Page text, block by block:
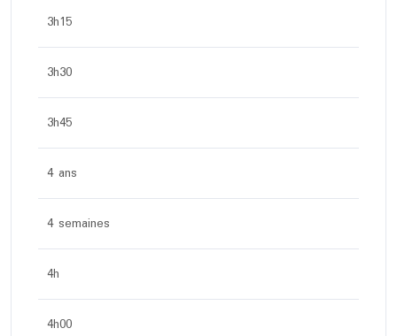
3h15
3h30
3h45
4 ans
4 semaines
4h
4h00